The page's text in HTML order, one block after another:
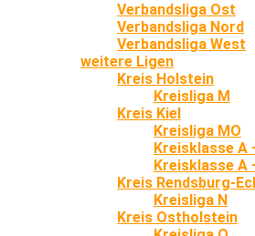
Verbandsliga Ost
Verbandsliga Nord
Verbandsliga West
weitere Ligen
Kreis Holstein
Kreisliga M
Kreis Kiel
Kreisliga MO
Kreisklasse A
Kreisklasse A
Kreis Rendsburg-
Kreisliga N
Kreis Ostholstein